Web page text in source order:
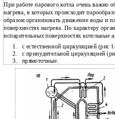
При работе парового котла очень важно
нагрева, в которых происходит
образом организовать движение воды и
поверхностях нагрева. По характеру
испарительных поверхностях котельные
1. с естественной циркуляцией (рис
2.
с принудительной циркуляцией
3.
прямоточные.